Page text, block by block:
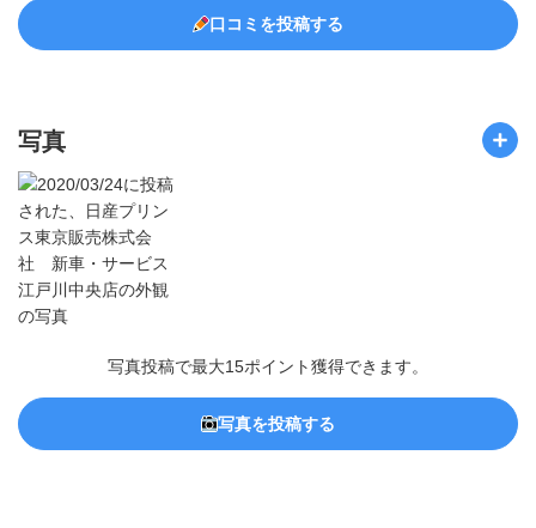
口コミを投稿する
写真
写真投稿で最大15ポイント獲得できます。
写真を投稿する